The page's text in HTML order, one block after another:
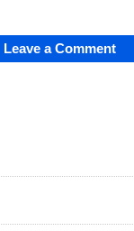
Leave a Comment